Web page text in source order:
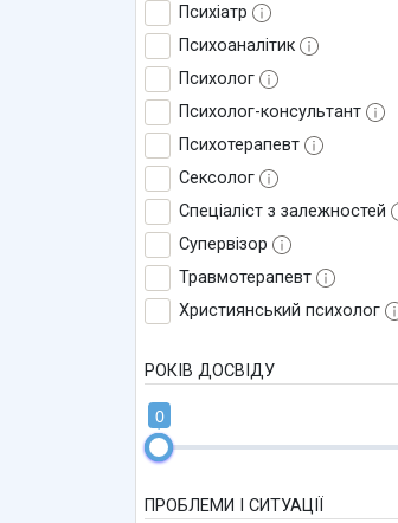
Психіатр
Психоаналітик
Психолог
Психолог-консультант
Психотерапевт
Сексолог
Спеціаліст з залежностей
Супервізор
Травмотерапевт
Християнський психолог
РОКІВ ДОСВІДУ
0
ПРОБЛЕМИ І СИТУАЦІЇ